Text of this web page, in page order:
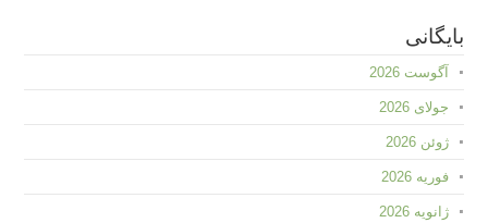
بایگانی
آگوست 2026
جولای 2026
ژوئن 2026
فوریه 2026
ژانویه 2026